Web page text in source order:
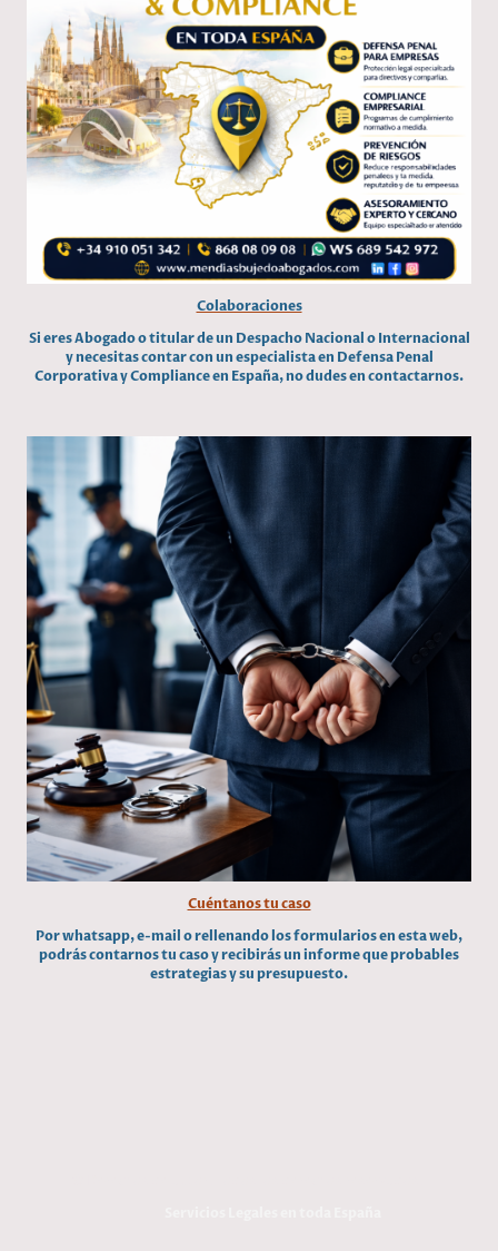
Colaboraciones
Si eres Abogado o titular de un Despacho Nacional o Internacional
y necesitas contar con un especialista en Defensa Penal
Corporativa y Compliance en España, no dudes en contactarnos.
Cuéntanos tu caso
Por whatsapp, e-mail o rellenando los formularios en esta web,
podrás contarnos tu caso y recibirás un informe que probables
estrategias y su presupuesto.